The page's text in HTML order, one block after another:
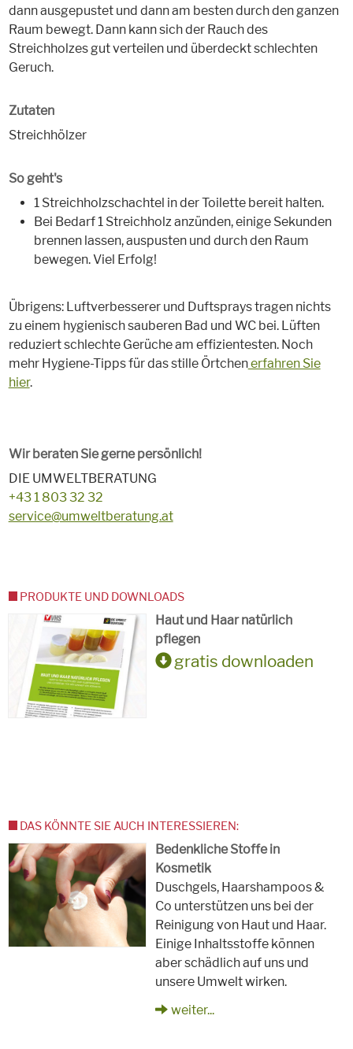
dann ausgepustet und dann am besten durch den ganzen
Raum bewegt. Dann kann sich der Rauch des
Streichholzes gut verteilen und überdeckt schlechten
Geruch.
Zutaten
Streichhölzer
So geht's
1 Streichholzschachtel in der Toilette bereit halten.
Bei Bedarf 1 Streichholz anzünden, einige Sekunden
brennen lassen, auspusten und durch den Raum
bewegen. Viel Erfolg!
Übrigens: Luftverbesserer und Duftsprays tragen nichts
zu einem hygienisch sauberen Bad und WC bei. Lüften
reduziert schlechte Gerüche am effizientesten. Noch
mehr Hygiene-Tipps für das stille Örtchenerfahren Sie
hier.
Wir beraten Sie gerne persönlich!
DIE UMWELTBERATUNG
+43 1 803 32 32
service@umweltberatung.at
PRODUKTE UND DOWNLOADS
Haut und Haar natürlich
pflegen
gratis downloaden
DAS KÖNNTE SIE AUCH INTERESSIEREN:
Bedenkliche Stoffe in
Kosmetik
Duschgels, Haarshampoos &
Co unterstützen uns bei der
Reinigung von Haut und Haar.
Einige Inhaltsstoffe können
aber schädlich auf uns und
unsere Umwelt wirken.
weiter...